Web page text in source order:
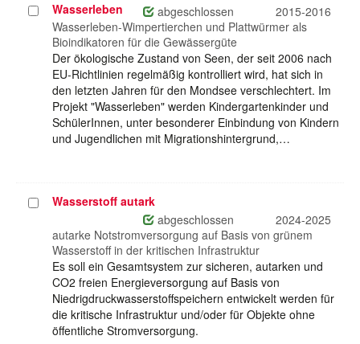
Projekt
auswählen
Wasserleben abgeschlossen
2015-2016
Wasserleben-Wimpertierchen und Plattwürmer als
Bioindikatoren für die Gewässergüte
Der ökologische Zustand von Seen, der seit 2006 nach
EU-Richtlinien regelmäßig kontrolliert wird, hat sich in
den letzten Jahren für den Mondsee verschlechtert. Im
Projekt "Wasserleben" werden Kindergartenkinder und
SchülerInnen, unter besonderer Einbindung von Kindern
und Jugendlichen mit Migrationshintergrund,…
ProjektWasserstoff autark
abgeschlossen
2024-2025
autarke Notstromversorgung auf Basis von grünem
Wasserstoff in der kritischen Infrastruktur
Es soll ein Gesamtsystem zur sicheren, autarken und
CO2 freien Energieversorgung auf Basis von
Niedrigdruckwasserstoffspeichern entwickelt werden für
die kritische Infrastruktur und/oder für Objekte ohne
öffentliche Stromversorgung.